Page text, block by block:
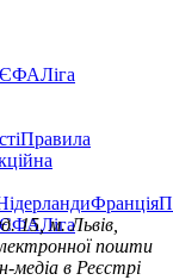
Ліга
Правила
Франція
Ліга
15, м. Львів,
пошти
медіа в Реєстрі